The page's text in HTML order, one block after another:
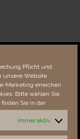
Pflicht und
unsere Website
Marketing erreichen
Bitte wählen Sie,
Sie in der
Immer aktiv